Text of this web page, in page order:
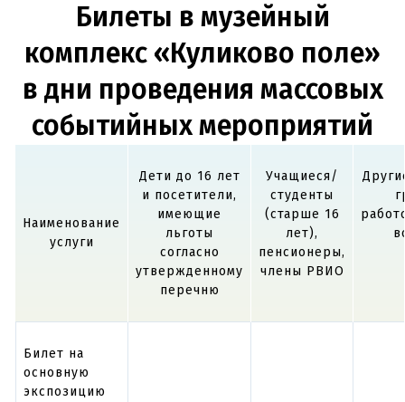
Билеты в музейный
комплекс «Куликово поле»
в дни проведения массовых
событийных мероприятий
Наименование
услуги
Дети до 16 лет
и посетители,
имеющие
льготы
согласно
утвержденному
перечню
Учащиеся/
студенты
(старше 16
лет),
пенсионеры,
члены РВИО
Билет на
основную
экспозицию